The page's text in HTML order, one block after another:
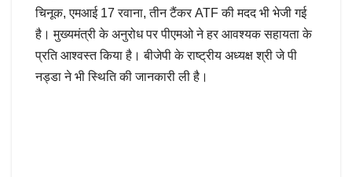
चिनूक, एमआई 17 रवाना, तीन टैंकर ATF की मदद भी भेजी गई
है। मुख्यमंत्री के अनुरोध पर पीएमओ ने हर आवश्यक सहायता के
प्रति आश्वस्त किया है। बीजेपी के राष्ट्रीय अध्यक्ष श्री जे पी
नड्डा ने भी स्थिति की जानकारी ली है।